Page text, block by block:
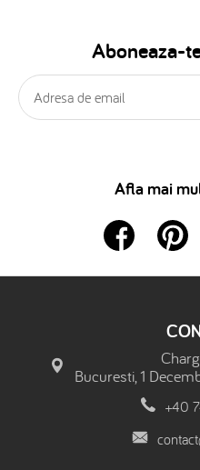
Aboneaza-
Afla mai
Bucuresti, 1
+40